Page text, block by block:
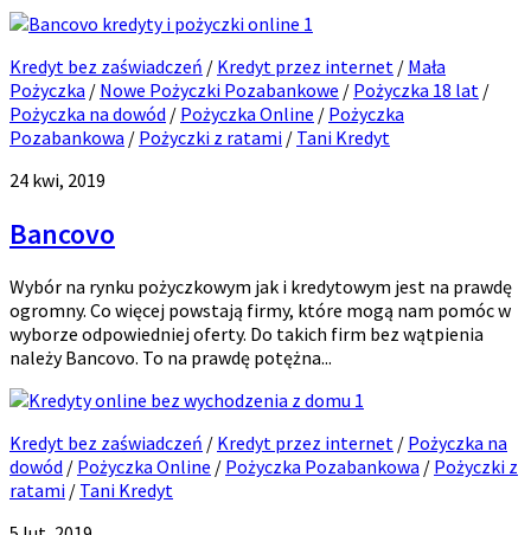
1
Kredyt bez zaświadczeń / Kredyt przez internet / Mała
Pożyczka / Nowe Pożyczki Pozabankowe / Pożyczka 18 lat /
Pożyczka na dowód / Pożyczka Online / Pożyczka
Pozabankowa / Pożyczki z ratami / Tani Kredyt
24 kwi, 2019
Bancovo
Wybór na rynku pożyczkowym jak i kredytowym jest na prawdę
ogromny. Co więcej powstają firmy, które mogą nam pomóc w
wyborze odpowiedniej oferty. Do takich firm bez wątpienia
należy Bancovo. To na prawdę potężna...
1
Kredyt bez zaświadczeń / Kredyt przez internet / Pożyczka na
dowód / Pożyczka Online / Pożyczka Pozabankowa / Pożyczki z
ratami / Tani Kredyt